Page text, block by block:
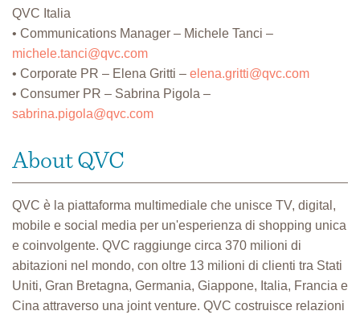
QVC Italia
• Communications Manager – Michele Tanci –
michele.tanci@qvc.com
• Corporate PR – Elena Gritti – elena.gritti@qvc.com
• Consumer PR – Sabrina Pigola –
sabrina.pigola@qvc.com
About QVC
QVC è la piattaforma multimediale che unisce TV, digital,
mobile e social media per un'esperienza di shopping unica
e coinvolgente. QVC raggiunge circa 370 milioni di
abitazioni nel mondo, con oltre 13 milioni di clienti tra Stati
Uniti, Gran Bretagna, Germania, Giappone, Italia, Francia e
Cina attraverso una joint venture. QVC costruisce relazioni